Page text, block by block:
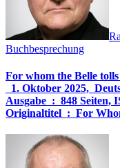
Buchbesprechung
For whom the Belle
1. Oktober 2025,
Ausgabe ‏ : ‎ 848 Seiten, ISBN-13 ‏ : ‎ 978-3764533694,
Originaltitel ‏ :